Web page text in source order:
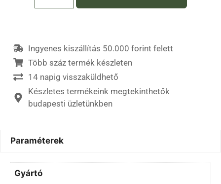
Ingyenes kiszállítás 50.000 forint felett
Több száz termék készleten
14 napig visszaküldhető
Készletes termékeink megtekinthetők
budapesti üzletünkben
Paraméterek
Gyártó